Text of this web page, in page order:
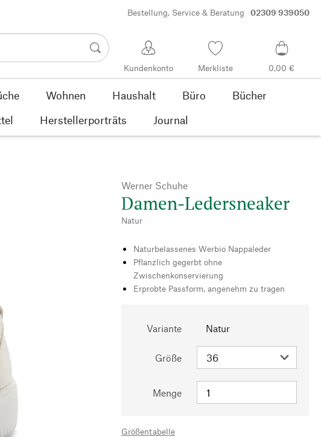
Bestellung, Service & Beratung 02309 939050
Kundenkonto Merkliste 0,00 €
Wohnen Haushalt Büro
Bücher
Herstellerporträts Journal
Werner Schuhe
Damen-Ledersneaker
Natur
Naturbelassenes Werbio Nappaleder
Pflanzlich gegerbt ohne
Zwischenkonservierung
Erprobte Passform, angenehm zu tragen
Variante Natur
Größe
Menge
Größentabelle